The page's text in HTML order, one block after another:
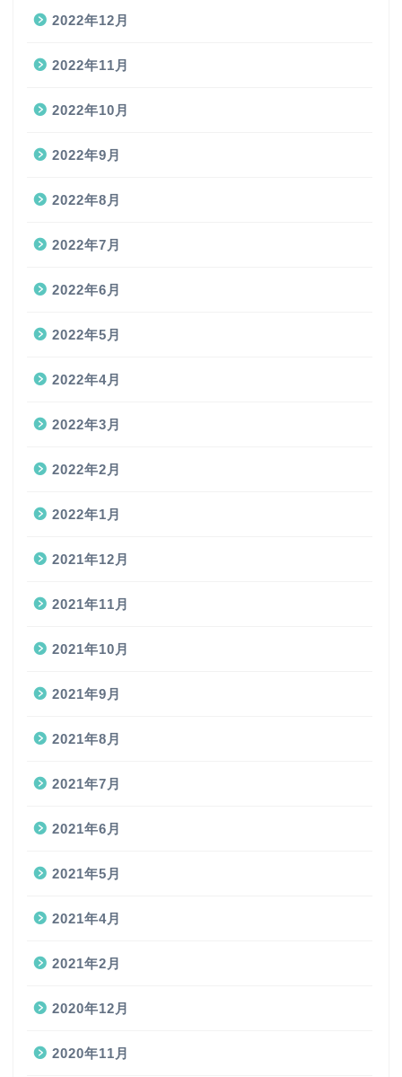
2022年12月
2022年11月
2022年10月
2022年9月
2022年8月
2022年7月
2022年6月
2022年5月
2022年4月
2022年3月
2022年2月
2022年1月
2021年12月
2021年11月
2021年10月
2021年9月
2021年8月
2021年7月
2021年6月
2021年5月
2021年4月
2021年2月
2020年12月
2020年11月